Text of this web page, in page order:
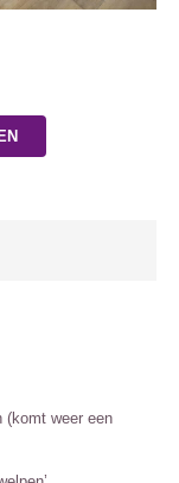
(komt weer een